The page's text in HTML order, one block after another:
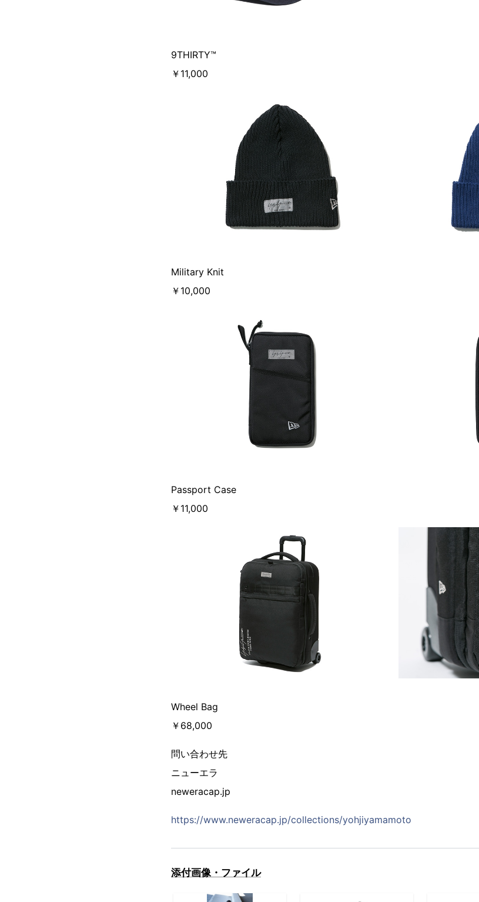
9THIRTY™
￥11,000
Military Knit
￥10,000
Passport Case
￥11,000
Wheel Bag
￥68,000
問い合わせ先
ニューエラ
neweracap.jp
https://www.neweracap.jp/collections/yohjiyamamoto
添付画像・ファイル